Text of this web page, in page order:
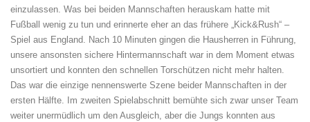
einzulassen. Was bei beiden Mannschaften herauskam hatte mit
Fußball wenig zu tun und erinnerte eher an das frühere „Kick&Rush“ –
Spiel aus England. Nach 10 Minuten gingen die Hausherren in Führung,
unsere ansonsten sichere Hintermannschaft war in dem Moment etwas
unsortiert und konnten den schnellen Torschützen nicht mehr halten.
Das war die einzige nennenswerte Szene beider Mannschaften in der
ersten Hälfte. Im zweiten Spielabschnitt bemühte sich zwar unser Team
weiter unermüdlich um den Ausgleich, aber die Jungs konnten aus